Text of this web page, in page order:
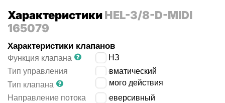
ХарактеристикиHEL-3/8-D-MIDI
165079
Характеристики клапанов
Функция клапана
2/2 НЗ
Тип управления
пневматический
Тип клапана
прямого действия
Направление потока
нереверсивный